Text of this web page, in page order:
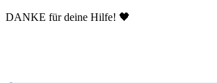
DANKE für deine Hilfe! 🖤